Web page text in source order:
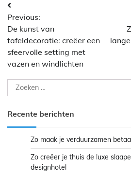
Bericht
navigatie
Previous:
De kunst van
tafeldecoratie: creëer een
sfeervolle setting met
vazen en windlichten
Zoeken
naar:
Recente berichten
Zo maak je verduurzamen
Zo creëer je thuis de luxe
designhotel